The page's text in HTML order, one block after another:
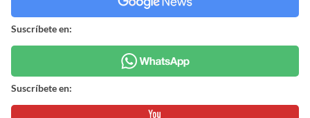
Suscríbete en:
Suscríbete en: